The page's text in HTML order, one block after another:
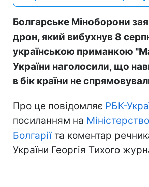
Болгарське Міноборони
дрон, який вибухнув 8
українською приманкою
України наголосили, що
в бік країни не
Про це повідомляє РБК-
посиланням на
Болгаріїта коментар
України Георгія Тихого